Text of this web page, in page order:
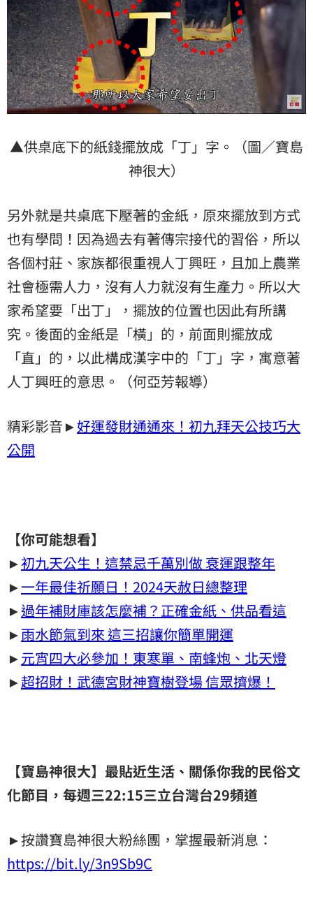
▲供桌底下的紙錢擺放成「丁」字。（圖／寶島
神很大）
另外就是共桌底下壓著的金紙，原來擺放到方式
也有學問！因為過去有著傳宗接代的習俗，所以
各個村莊、家族都很重視人丁興旺，且加上農業
社會極需人力，沒有人力就沒有生產力。所以大
家希望要「出丁」，擺放的位置也因此有所講
究。後面的金紙是「橫」的，前面則擺放成
「直」的，以此構成漢字中的「丁」字，寓意著
人丁興旺的意思。（何亞芳報導）
精彩影音►好運發財通通來！初九拜天公技巧大
公開
【你可能想看】
►初九天公生！這禁忌千萬別做 衰運跟整年
►一年最佳祈願日！2024天赦日總整理
►​過年補財庫該怎麼補？正確金紙、供品看這
►雨水節氣到來 這三招讓你簡單開運
►元宵四大必參加！東寒單、南蜂炮、北天燈
►超招財！武德宮財神寶樹登場 信眾擠爆！
【寶島神很大】最貼近生活、關係你我的民俗文
化節目，每週三22:15三立台灣台29頻道
►按讚寶島神很大粉絲團，掌握最新消息：
https://bit.ly/3n9Sb9C